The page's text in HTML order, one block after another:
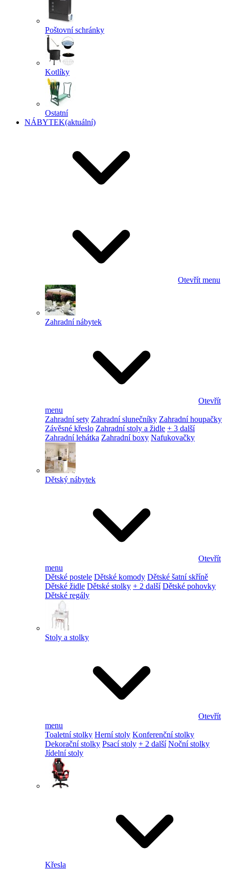
Poštovní schránky
Kotlíky
Ostatní
NÁBYTEK(aktuální)
Otevřít menu
Zahradní nábytek
Otevřít
menu
Zahradní sety Zahradní slunečníky Zahradní houpačky
Závěsné křeslo Zahradní stoly a židle + 3 další
Zahradní lehátka Zahradní boxy Nafukovačky
Dětský nábytek
Otevřít
menu
Dětské postele Dětské komody Dětské šatní skříně
Dětské židle Dětské stolky + 2 další Dětské pohovky
Dětské regály
Stoly a stolky
Otevřít
menu
Toaletní stolky Herní stoly Konferenční stolky
Dekorační stolky Psací stoly + 2 další Noční stolky
Jídelní stoly
Křesla